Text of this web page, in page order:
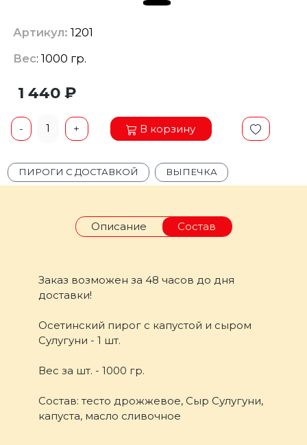
Артикул: 1201
Вес: 1000 гр.
1 440 ₽
- 1 + В корзину
ПИРОГИ С ДОСТАВКОЙ ВЫПЕЧКА
Описание Состав
Заказ возможен за 48 часов до дня
доставки!
Осетинский пирог с капустой и сыром
Сулугуни - 1 шт.
Вес за шт. - 1000 гр.
Состав: тесто дрожжевое, Сыр Сулугуни,
капуста, масло сливочное